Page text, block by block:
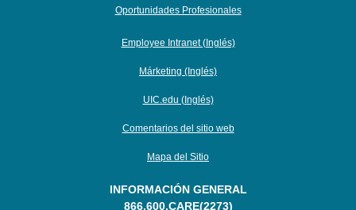
Oportunidades Profesionales
Employee Intranet (Inglés)
Márketing (Inglés)
UIC.edu (Inglés)
Comentarios del sitio web
Mapa del Sitio
INFORMACIÓN GENERAL
866.600.CARE(2273)